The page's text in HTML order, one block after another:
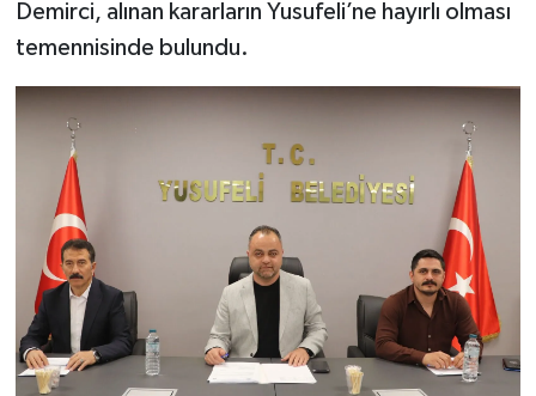
Demirci, alınan kararların Yusufeli’ne hayırlı olması
temennisinde bulundu.